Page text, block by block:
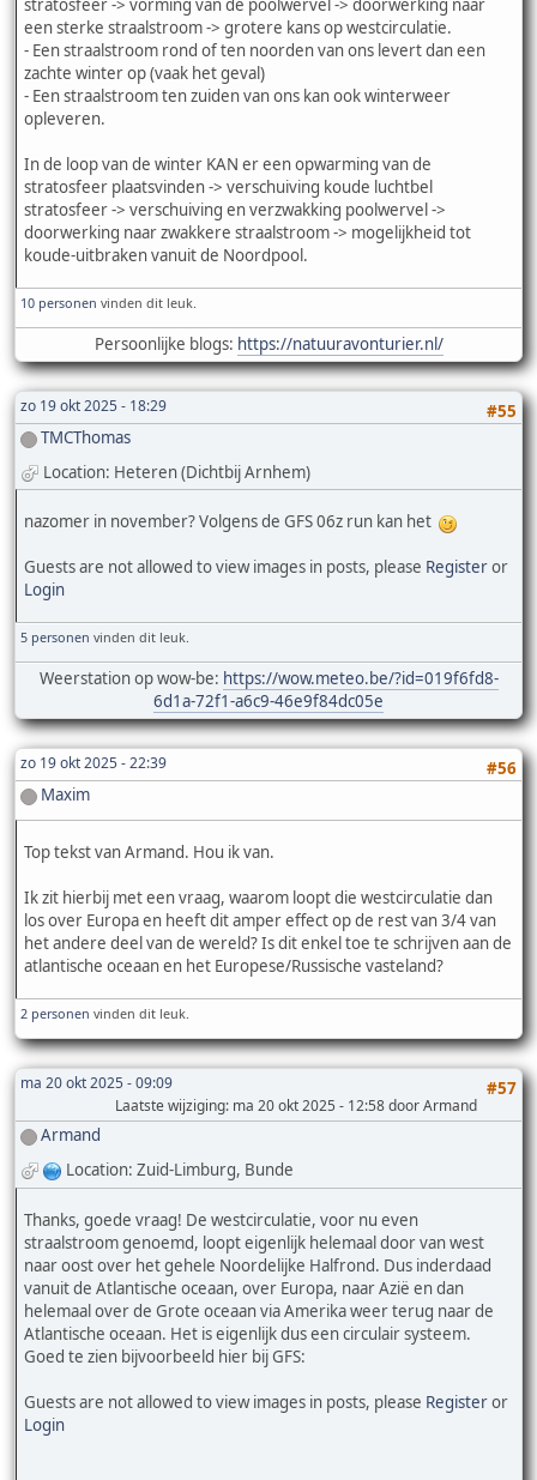
stratosfeer -> vorming van de poolwervel -> doorwerking naar
een sterke straalstroom -> grotere kans op westcirculatie.
- Een straalstroom rond of ten noorden van ons levert dan een
zachte winter op (vaak het geval)
- Een straalstroom ten zuiden van ons kan ook winterweer
opleveren.
In de loop van de winter KAN er een opwarming van de
stratosfeer plaatsvinden -> verschuiving koude luchtbel
stratosfeer -> verschuiving en verzwakking poolwervel ->
doorwerking naar zwakkere straalstroom -> mogelijkheid tot
koude-uitbraken vanuit de Noordpool.
10 personen vinden dit leuk.
Persoonlijke blogs: https://natuuravonturier.nl/
zo 19 okt 2025 - 18:29
#55
TMCThomas
Location: Heteren (Dichtbij Arnhem)
nazomer in november? Volgens de GFS 06z run kan het
Guests are not allowed to view images in posts, please Registeror
Login
5 personen vinden dit leuk.
Weerstation op wow-be: https://wow.meteo.be/?id=019f6fd8-
6d1a-72f1-a6c9-46e9f84dc05e
zo 19 okt 2025 - 22:39
#56
Maxim
Top tekst van Armand. Hou ik van.
Ik zit hierbij met een vraag, waarom loopt die westcirculatie dan
los over Europa en heeft dit amper effect op de rest van 3/4 van
het andere deel van de wereld? Is dit enkel toe te schrijven aan de
atlantische oceaan en het Europese/Russische vasteland?
2 personen vinden dit leuk.
ma 20 okt 2025 - 09:09 #57
Laatste wijziging: ma 20 okt 2025 - 12:58 door Armand
Armand
Location: Zuid-Limburg, Bunde
Thanks, goede vraag! De westcirculatie, voor nu even
straalstroom genoemd, loopt eigenlijk helemaal door van west
naar oost over het gehele Noordelijke Halfrond. Dus inderdaad
vanuit de Atlantische oceaan, over Europa, naar Azië en dan
helemaal over de Grote oceaan via Amerika weer terug naar de
Atlantische oceaan. Het is eigenlijk dus een circulair systeem.
Goed te zien bijvoorbeeld hier bij GFS:
Guests are not allowed to view images in posts, please Registeror
Login